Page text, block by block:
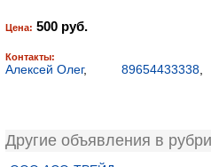
Цена: 500 руб.
Контакты:
Алексей Олег, 89654433338
Другие объявления в